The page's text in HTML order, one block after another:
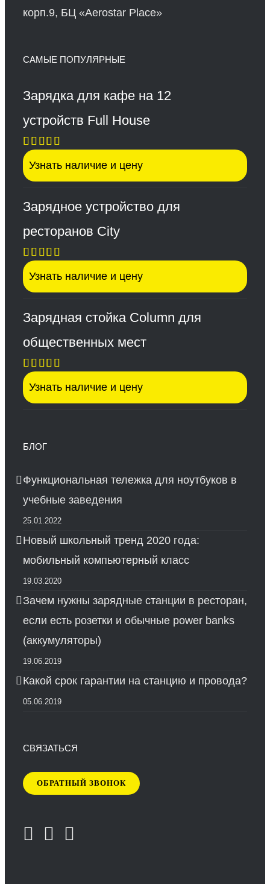
корп.9, БЦ «Aerostar Place»
САМЫЕ ПОПУЛЯРНЫЕ
Зарядка для кафе на 12
устройств Full House
Оценка
5.00из 5
Узнать наличие и цену
Зарядное устройство для
ресторанов City
Оценка
5.00из 5
Узнать наличие и цену
Зарядная стойка Column для
общественных мест
Оценка
5.00из 5
Узнать наличие и цену
БЛОГ
Функциональная тележка для ноутбуков в
учебные заведения
25.01.2022
Новый школьный тренд 2020 года:
мобильный компьютерный класс
19.03.2020
Зачем нужны зарядные станции в ресторан,
если есть розетки и обычные power banks
(аккумуляторы)
19.06.2019
Какой срок гарантии на станцию и провода?
05.06.2019
СВЯЗАТЬСЯ
ОБРАТНЫЙ ЗВОНОК